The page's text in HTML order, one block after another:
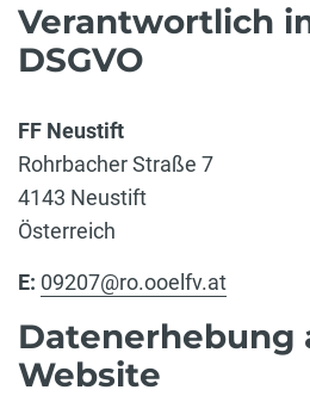
Verantwortlich
DSGVO
FF Neustift
Rohrbacher Straße 7
4143 Neustift
Österreich
E: 09207@ro.ooelfv.at
Datenerhebung
Website